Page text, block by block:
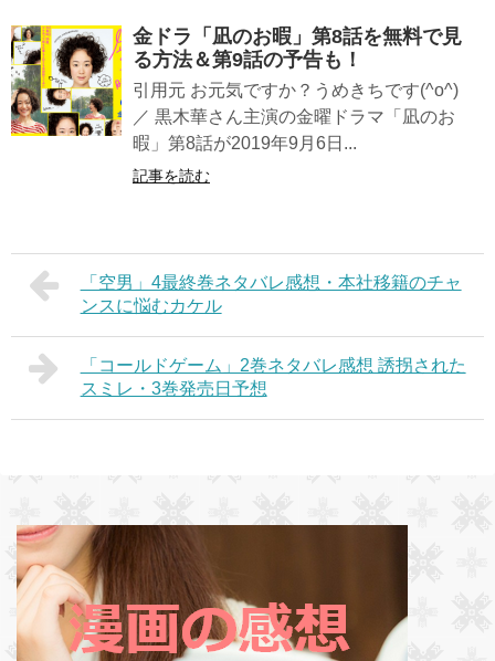
金ドラ「凪のお暇」第8話を無料で見
る方法＆第9話の予告も！
引用元 お元気ですか？うめきちです(^o^)
／ 黒木華さん主演の金曜ドラマ「凪のお
暇」第8話が2019年9月6日...
記事を読む
「空男」4最終巻ネタバレ感想・本社移籍のチャ
ンスに悩むカケル
「コールドゲーム」2巻ネタバレ感想 誘拐された
スミレ・3巻発売日予想